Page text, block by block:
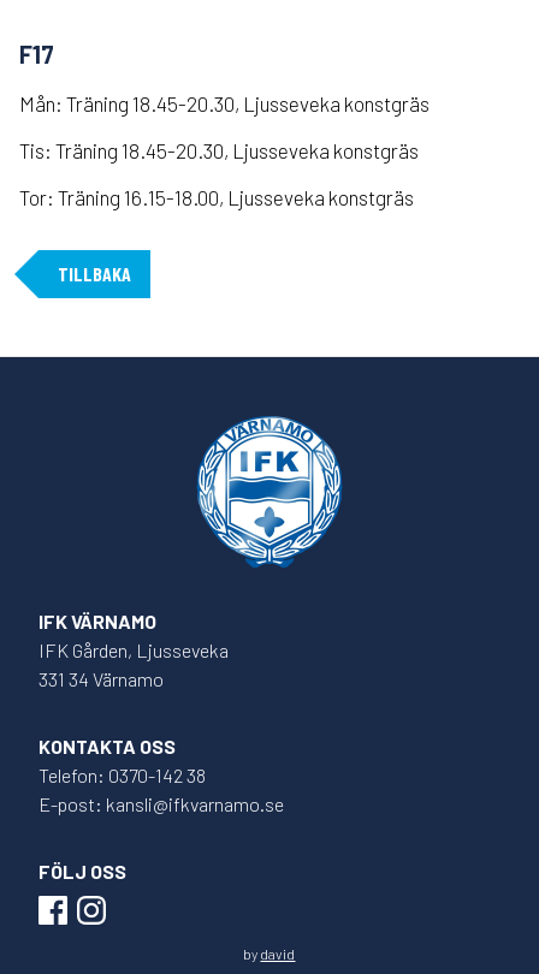
F17
Mån: Träning 18.45-20.30, Ljusseveka konstgräs
Tis: Träning 18.45-20.30, Ljusseveka konstgräs
Tor: Träning 16.15-18.00, Ljusseveka konstgräs
TILLBAKA
IFK VÄRNAMO
IFK Gården, Ljusseveka
331 34 Värnamo
KONTAKTA OSS
Telefon: 0370-142 38
E-post: kansli@ifkvarnamo.se
FÖLJ OSS
by david